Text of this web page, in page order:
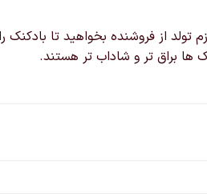
از فروشنده بخواهید تا بادکنک
ها براق تر و شاداب تر هستند.